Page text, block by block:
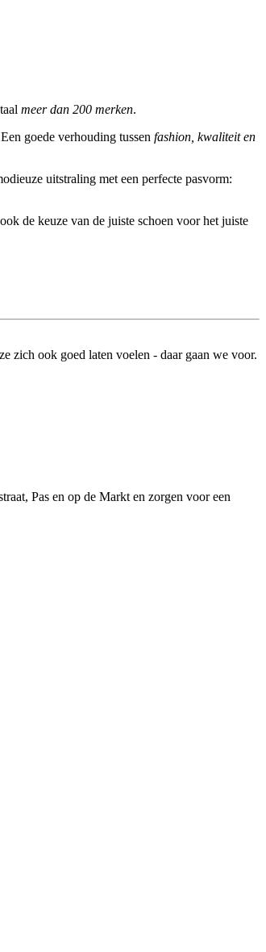
meer dan 200 merken.
goede verhouding tussen fashion, kwaliteit en
uitstraling met een perfecte pasvorm:
de keuze van de juiste schoen voor het juiste
Pas en op de Markt en zorgen voor een